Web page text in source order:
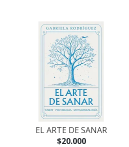
EL ARTE DE SANAR
$20.000